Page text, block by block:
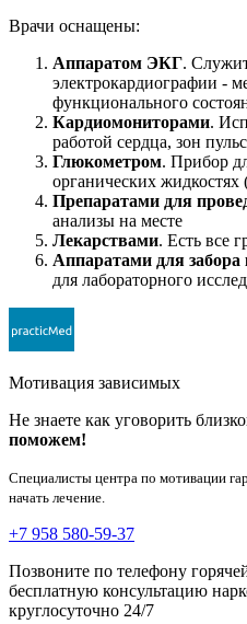
Врачи оснащены:
Аппаратом ЭКГ.
электрокардиографии -
функционального
Кардиомониторами.
работой сердца, зон
Глюкометром. Прибор
органических жидкостях
Препаратами для
анализы на месте
Лекарствами. Есть все
Аппаратами для забора
для лабораторного
Мотивация зависимых
Не знаете как уговорить
поможем!
Специалисты центра по мотивации
начать лечение.
+7 958 580-59-37
Позвоните по телефону
бесплатную консультацию
круглосуточно 24/7